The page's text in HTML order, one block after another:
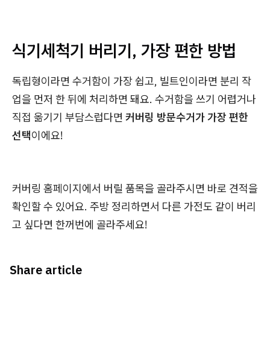
식기세척기 버리기, 가장 편한 방법
독립형이라면 수거함이 가장 쉽고, 빌트인이라면 분리 작
업을 먼저 한 뒤에 처리하면 돼요. 수거함을 쓰기 어렵거나
직접 옮기기 부담스럽다면 커버링 방문수거가 가장 편한
선택이에요!
커버링 홈페이지에서 버릴 품목을 골라주시면 바로 견적을
확인할 수 있어요. 주방 정리하면서 다른 가전도 같이 버리
고 싶다면 한꺼번에 골라주세요!
Share article